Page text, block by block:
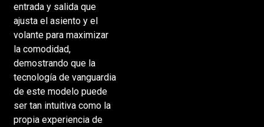
entrada y salida que
ajusta el asiento y el
volante para maximizar
la comodidad,
demostrando que la
tecnología de vanguardia
de este modelo puede
ser tan intuitiva como la
propia experiencia de